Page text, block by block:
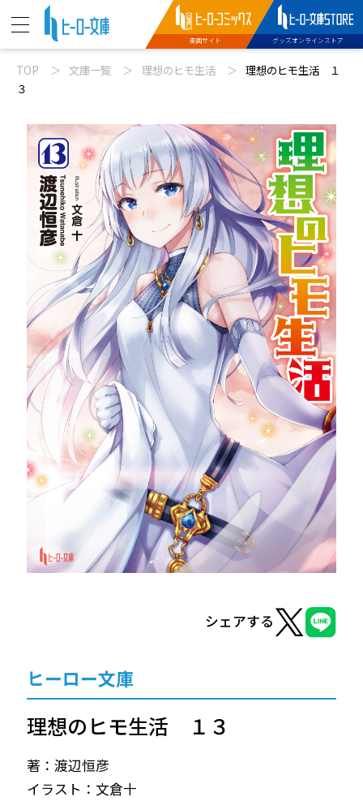
ニュース
動画
文庫新刊
コミックス配信
特設サイト
ヒーロー文庫
ヒーローコミックス
漫画サイト グッズオンラインストア
TOP 文庫一覧 理想のヒモ生活
理想のヒモ生活 １
３
シェアする
ヒーロー文庫
理想のヒモ生活 １３
著：渡辺恒彦
イラスト：文倉十